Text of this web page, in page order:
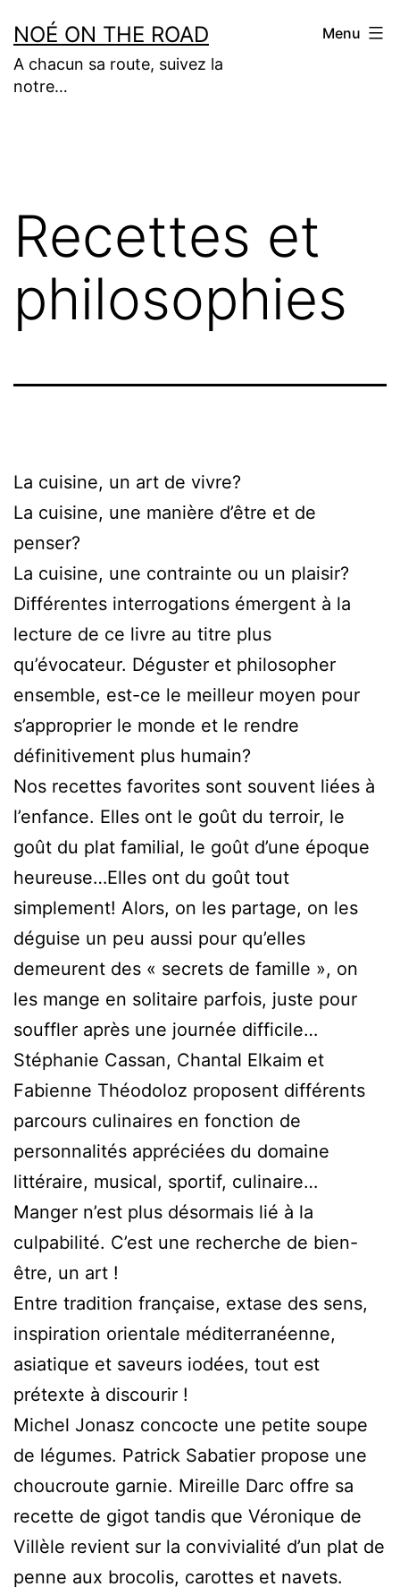
au
contenu
NOÉ ON THE ROAD
A chacun sa route, suivez la
notre…
Menu
Recettes et
philosophies
La cuisine, un art de vivre?
La cuisine, une manière d’être et de
penser?
La cuisine, une contrainte ou un plaisir?
Différentes interrogations émergent à la
lecture de ce livre au titre plus
qu’évocateur. Déguster et philosopher
ensemble, est-ce le meilleur moyen pour
s’approprier le monde et le rendre
définitivement plus humain?
Nos recettes favorites sont souvent liées à
l’enfance. Elles ont le goût du terroir, le
goût du plat familial, le goût d’une époque
heureuse…Elles ont du goût tout
simplement! Alors, on les partage, on les
déguise un peu aussi pour qu’elles
demeurent des « secrets de famille », on
les mange en solitaire parfois, juste pour
souffler après une journée difficile…
Stéphanie Cassan, Chantal Elkaim et
Fabienne Théodoloz proposent différents
parcours culinaires en fonction de
personnalités appréciées du domaine
littéraire, musical, sportif, culinaire…
Manger n’est plus désormais lié à la
culpabilité. C’est une recherche de bien-
être, un art !
Entre tradition française, extase des sens,
inspiration orientale méditerranéenne,
asiatique et saveurs iodées, tout est
prétexte à discourir !
Michel Jonasz concocte une petite soupe
de légumes. Patrick Sabatier propose une
choucroute garnie. Mireille Darc offre sa
recette de gigot tandis que Véronique de
Villèle revient sur la convivialité d’un plat de
penne aux brocolis, carottes et navets.